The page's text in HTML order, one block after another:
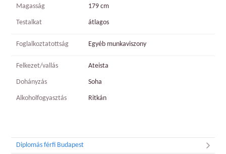
Magasság 179 cm
Testalkat átlagos
Foglalkoztatottság Egyéb munkaviszony
Felkezet/vallás Ateista
Dohányzás Soha
Alkoholfogyasztás Ritkán
Diplomás férfi Budapest